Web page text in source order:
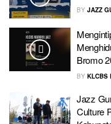
BY JAZZ
Bromo
BY KLCBS
Jazz
Culture